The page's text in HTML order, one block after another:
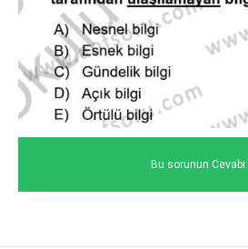
Bu sorunun Cevabı: